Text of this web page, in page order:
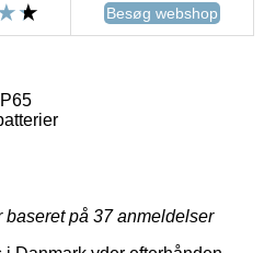
Besøg webshop
baseret på 37anmeldelser